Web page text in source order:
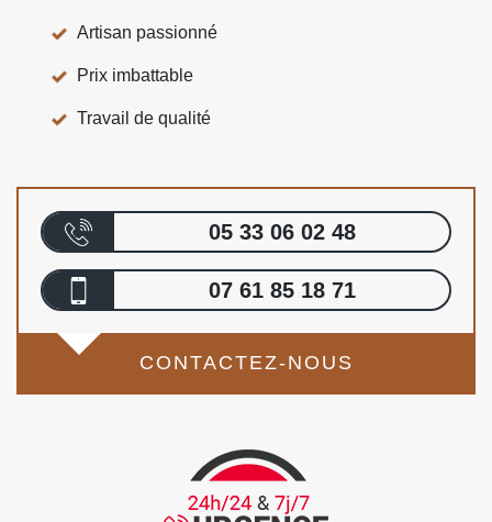
Artisan passionné
Prix imbattable
Travail de qualité
05 33 06 02 48
07 61 85 18 71
CONTACTEZ-NOUS